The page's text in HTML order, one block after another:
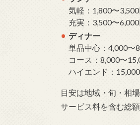
気軽：1,800〜
充実：3,500〜
ディナー
単品中心：4,000〜
コース：8,000〜
ハイエンド：
目安は地域・旬・相
サービス料を含む総